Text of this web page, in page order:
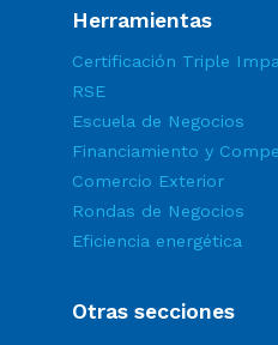
Herramientas
Certificación Triple
RSE
Escuela de Negocios
Financiamiento y
Comercio Exterior
Rondas de Negocios
Eficiencia energética
Otras secciones